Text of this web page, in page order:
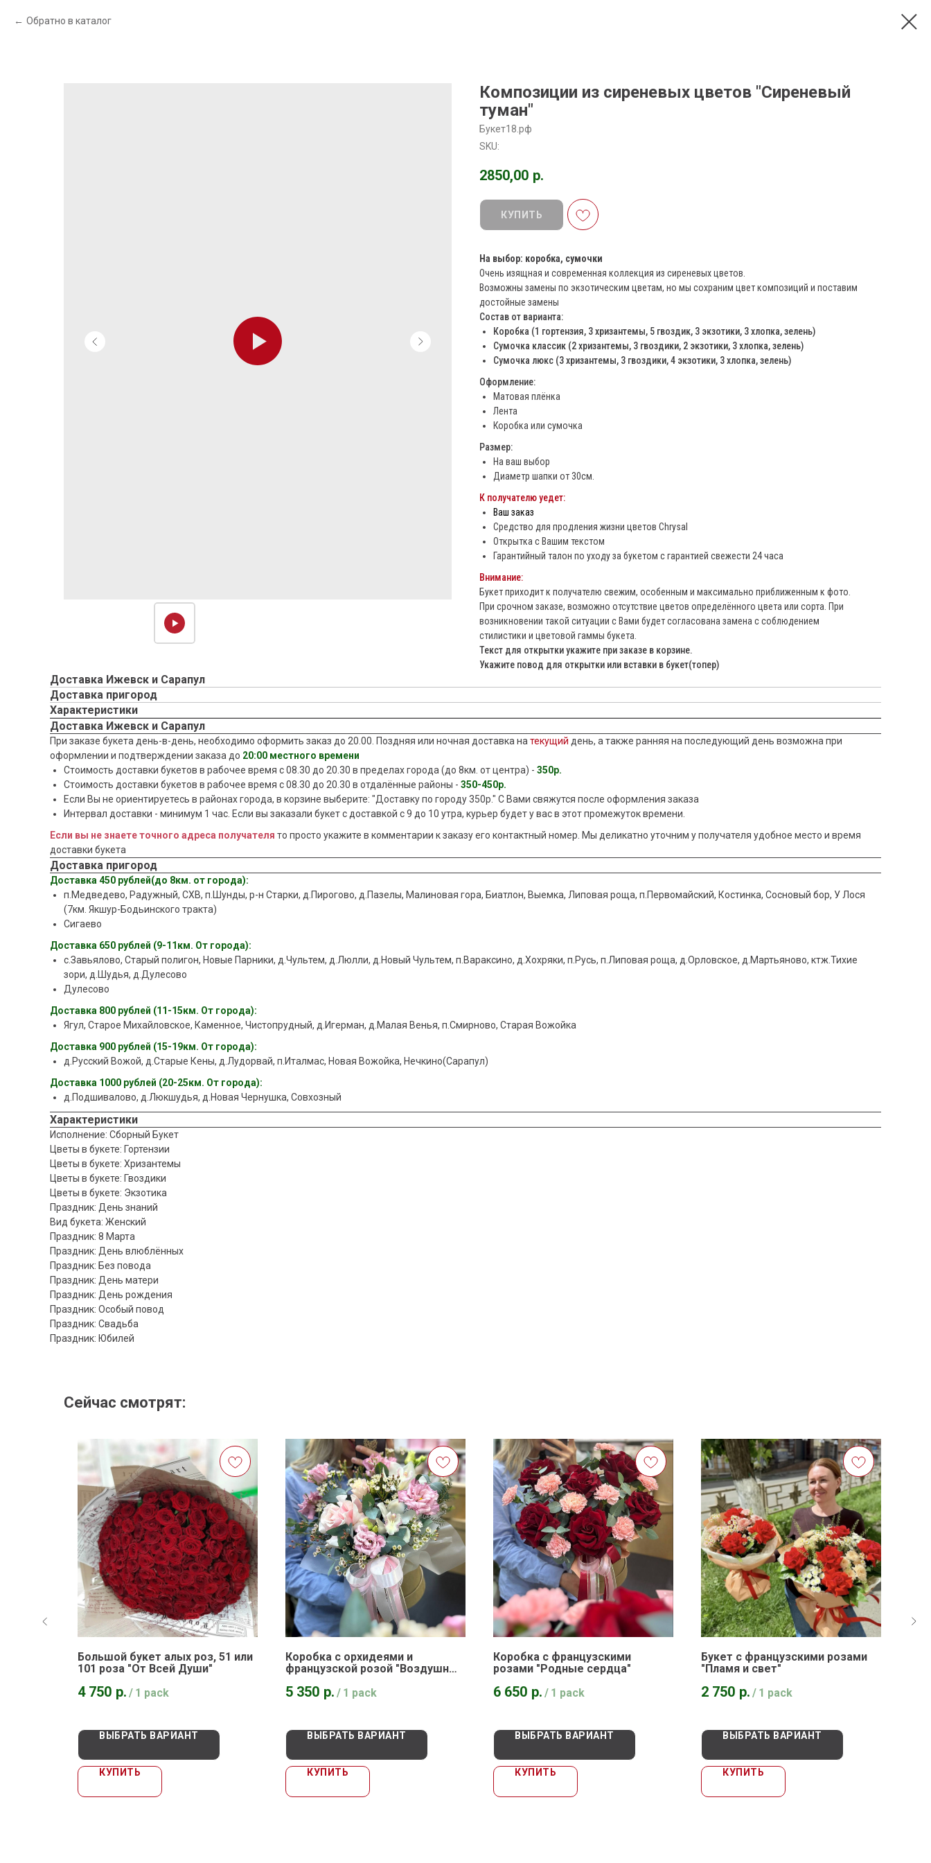
Обратно в каталог
Композиции из сиреневых цветов "Сиреневый
туман"
Букет18.рф
SKU:
2850,00 р.
КУПИТЬ
На выбор: коробка, сумочки
Очень изящная и современная коллекция из сиреневых цветов.
Возможны замены по экзотическим цветам, но мы сохраним цвет композиций и поставим
достойные замены
Состав от варианта:
Коробка (1 гортензия, 3 хризантемы, 5 гвоздик, 3 экзотики, 3 хлопка, зелень)
Сумочка классик (2 хризантемы, 3 гвоздики, 2 экзотики, 3 хлопка, зелень)
Сумочка люкс (3 хризантемы, 3 гвоздики, 4 экзотики, 3 хлопка, зелень)
Оформление:
Матовая плёнка
Лента
Коробка или сумочка
Размер:
На ваш выбор
Диаметр шапки от 30см.
К получателю уедет:
Ваш заказ
Средство для продления жизни цветов Chrysal
Открытка с Вашим текстом
Гарантийный талон по уходу за букетом с гарантией свежести 24 часа
Внимание:
Букет приходит к получателю свежим, особенным и максимально приближенным к фото.
При срочном заказе, возможно отсутствие цветов определённого цвета или сорта. При
возникновении такой ситуации с Вами будет согласована замена с соблюдением
стилистики и цветовой гаммы букета.
Текст для открытки укажите при заказе в корзине.
Укажите повод для открытки или вставки в букет(топер)
Доставка Ижевск и Сарапул
Доставка пригород
Характеристики
Доставка Ижевск и Сарапул
При заказе букета день-в-день, необходимо оформить заказ до 20.00. Поздняя или ночная доставка натекущий день, а также ранняя на последующий день возможна при
оформлении и подтверждении заказа до 20:00 местного времени
Стоимость доставки букетов в рабочее время c 08.30 до 20.30 в пределах города (до 8км. от центра) - 350р.
Стоимость доставки букетов в рабочее время c 08.30 до 20.30 в отдалённые районы - 350-450р.
Если Вы не ориентируетесь в районах города, в корзине выберите: "Доставку по городу 350р." С Вами свяжутся после оформления заказа
Интервал доставки - минимум 1 час. Если вы заказали букет с доставкой с 9 до 10 утра, курьер будет у вас в этот промежуток времени.
Если вы не знаете точного адреса получателя то просто укажите в комментарии к заказу его контактный номер. Мы деликатно уточним у получателя удобное место и время
доставки букета
Доставка пригород
Доставка 450 рублей(до 8км. от города):
п.Медведево, Радужный, СХВ, п.Шунды, р-н Старки, д.Пирогово, д.Пазелы, Малиновая гора, Биатлон, Выемка, Липовая роща, п.Первомайский, Костинка, Сосновый бор, У Лося
(7км. Якшур-Бодьинского тракта)
Сигаево
Доставка 650 рублей (9-11км. От города):
с.Завьялово, Старый полигон, Новые Парники, д.Чультем, д.Люлли, д.Новый Чультем, п.Вараксино, д.Хохряки, п.Русь, п.Липовая роща, д.Орловское, д.Мартьяново, ктж.Тихие
зори, д.Шудья, д.Дулесово
Дулесово
Доставка 800 рублей (11-15км. От города):
Ягул, Старое Михайловское, Каменное, Чистопрудный, д.Игерман, д.Малая Венья, п.Смирново, Старая Вожойка
Доставка 900 рублей (15-19км. От города):
д.Русский Вожой, д.Старые Кены, д.Лудорвай, п.Италмас, Новая Вожойка, Нечкино(Сарапул)
Доставка 1000 рублей (20-25км. От города):
д.Подшивалово, д.Люкшудья, д.Новая Чернушка, Совхозный
Характеристики
Исполнение: Сборный Букет
Цветы в букете: Гортензии
Цветы в букете: Хризантемы
Цветы в букете: Гвоздики
Цветы в букете: Экзотика
Праздник: День знаний
Вид букета: Женский
Праздник: 8 Марта
Праздник: День влюблённых
Праздник: Без повода
Праздник: День матери
Праздник: День рождения
Праздник: Особый повод
Праздник: Свадьба
Праздник: Юбилей
Сейчас смотрят:
Большой букет алых роз, 51 или
101 роза "От Всей Души"
4 750 р. / 1 pack
ВЫБРАТЬ ВАРИАНТ
КУПИТЬ
Коробка с орхидеями и
французской розой "Воздушный
5 350 р. / 1 pack
ВЫБРАТЬ ВАРИАНТ
КУПИТЬ
Коробка с французскими
розами "Родные сердца"
6 650 р. / 1 pack
ВЫБРАТЬ ВАРИАНТ
КУПИТЬ
Букет с французскими розами
"Пламя и свет"
2 750 р. / 1 pack
ВЫБРАТЬ ВАРИАНТ
КУПИТЬ